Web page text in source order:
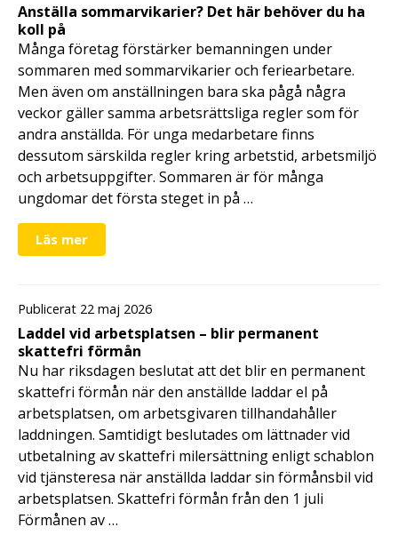
Anställa sommarvikarier? Det här behöver du ha
koll på
Många företag förstärker bemanningen under
sommaren med sommarvikarier och feriearbetare.
Men även om anställningen bara ska pågå några
veckor gäller samma arbetsrättsliga regler som för
andra anställda. För unga medarbetare finns
dessutom särskilda regler kring arbetstid, arbetsmiljö
och arbetsuppgifter. Sommaren är för många
ungdomar det första steget in på …
Läs mer
Publicerat 22 maj 2026
Laddel vid arbetsplatsen – blir permanent
skattefri förmån
Nu har riksdagen beslutat att det blir en permanent
skattefri förmån när den anställde laddar el på
arbetsplatsen, om arbetsgivaren tillhandahåller
laddningen. Samtidigt beslutades om lättnader vid
utbetalning av skattefri milersättning enligt schablon
vid tjänsteresa när anställda laddar sin förmånsbil vid
arbetsplatsen. Skattefri förmån från den 1 juli
Förmånen av …